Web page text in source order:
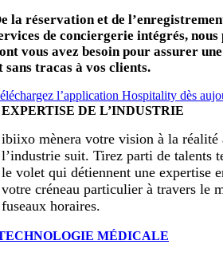
la réservation et de
de conciergerie intégrés,
vous avez besoin pour assurer
sans tracas à vos clients.
l’application Hospitality dès
EXPERTISE DE L’INDUSTRIE
ibiixo mènera votre vision à la réalité
l’industrie suit. Tirez parti de talents
le volet qui détiennent une expertise
votre créneau particulier à travers le
fuseaux horaires.
MÉDICALE